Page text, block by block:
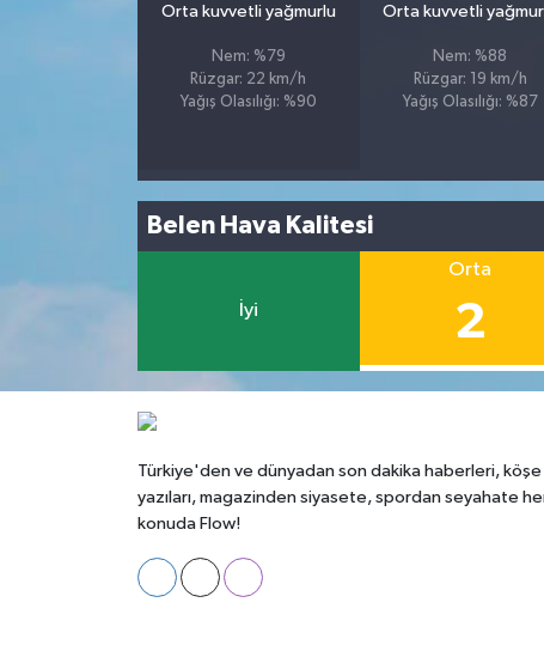
Orta kuvvetli yağmurlu
Nem: %79
Rüzgar: 22 km/h
Yağış Olasılığı: %90
Orta kuvvetli
Nem: %88
Rüzgar: 19 km/h
Yağış Olasılığı: %87
Belen Hava Kalitesi
İyi
Orta
2
Türkiye'den ve dünyadan son dakika haberleri, köşe
yazıları, magazinden siyasete, spordan seyahate
konuda Flow!